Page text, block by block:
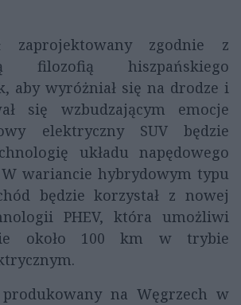
zaprojektowany zgodnie z
filozofią hiszpańskiego
aby wyróżniał się na drodze i
się wzbudzającym emocje
elektryczny SUV będzie
układu napędowego
W wariancie hybrydowym typu
będzie korzystał z nowej
PHEV, która umożliwi
około 100 km w trybie
na Węgrzech w